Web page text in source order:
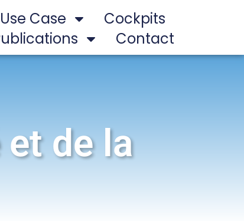
Use Case
Cockpits
Contact
de la